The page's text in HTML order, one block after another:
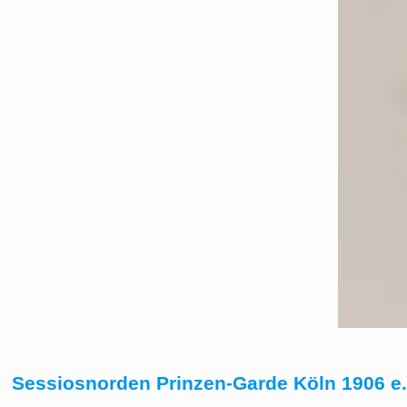
Sessiosnorden Prinzen-Garde Köln 1906